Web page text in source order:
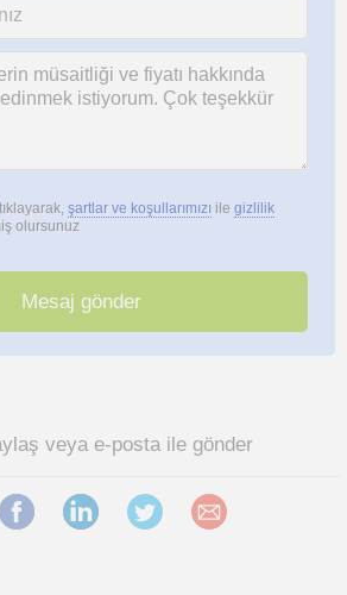
şartlar ve koşullarımızı ile gizlilik
olursunuz
veya e-posta ile gönder